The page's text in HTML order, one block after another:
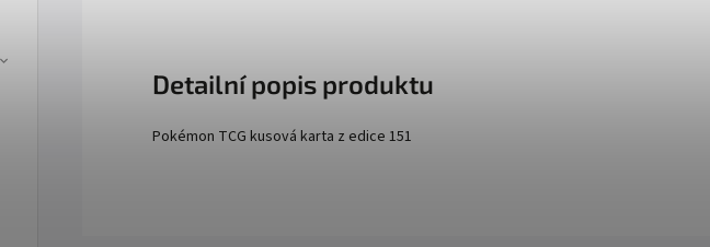
Detailní popis produktu
Pokémon TCG kusová karta z edice 151